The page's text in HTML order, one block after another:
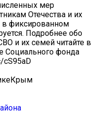
мер
Отечества и их
в фиксированном
Подробнее обо
и их семей читайте в
Социального фонда
cS95aD